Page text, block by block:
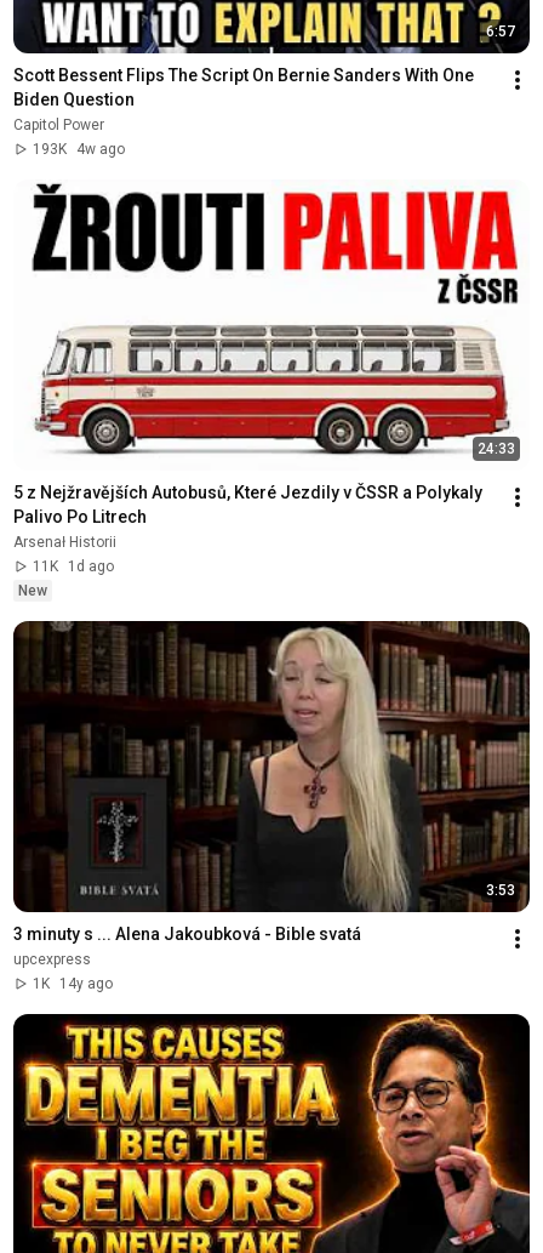
6:57
Scott Bessent Flips The Script On Bernie Sanders With One
Biden Question
Capitol Power
193K
4w ago
24:33
5 z Nejžravějších Autobusů, Které Jezdily v ČSSR a Polykaly
Palivo Po Litrech
Arsenał Historii
11K
1d ago
New
3:53
3 minuty s ... Alena Jakoubková - Bible svatá
upcexpress
1K
14y ago